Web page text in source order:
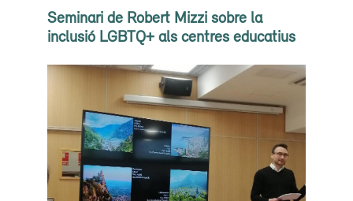
Seminari de Robert Mizzi sobre la
inclusió LGBTQ+ als centres educatius